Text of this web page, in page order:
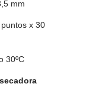
mm
x 30
30ºC